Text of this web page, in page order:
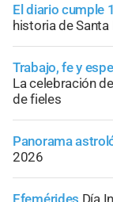
El diario cumple
historia de
Trabajo, fe y
La celebración
de fieles
Panorama
2026
Efemérides Día